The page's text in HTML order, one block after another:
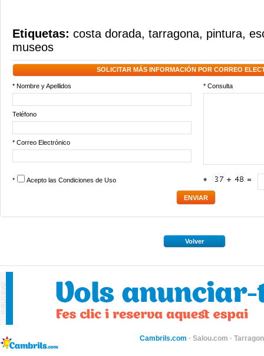
Etiquetas: costa dorada, tarragona, pintura,
museos
SOLICITAR MÁS INFORMACIÓN POR CORREO
* Nombre y Apellidos * Consulta
Teléfono
* Correo Electrónico
* Acepto las Condiciones de Uso *
Volver
Cambrils.com · Salou.com ·